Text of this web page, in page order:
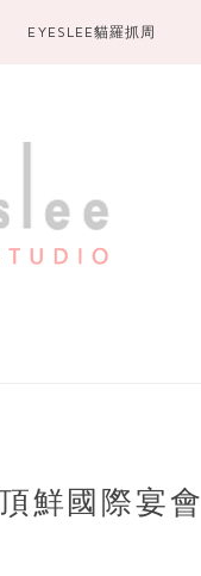
EYESLEE貓羅抓周
鮮國際宴會